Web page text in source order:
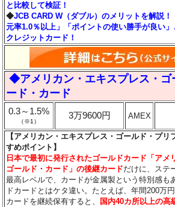
と比較して検証！
◆JCB CARD W（ダブル）のメリットを解説
元率1.0％以上」「ポイントの使い勝手が良い
クレジットカード！
◆アメリカン・エキスプレス・ゴ
ード・カード
0.3～1.5%
（※1）
3万9600円 AMEX
【アメリカン・エキスプレス・ゴールド・プ
すめポイント】
日本で最初に発行されたゴールドカード「アメ
ゴールド・カード」の後継カードだけに、ステ
最高レベルで、カードが金属製という特別感も
ドカードとはケタ違い。たとえば、年間200万
カードを継続保有すると、
国内40カ所以上の高